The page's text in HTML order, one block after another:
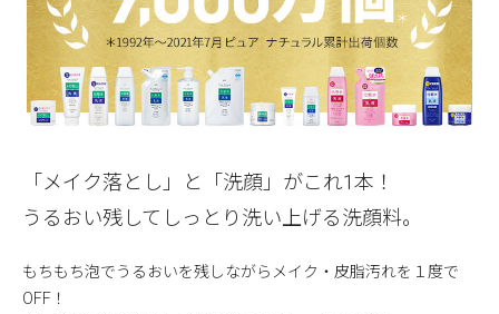
「メイク落とし」と「洗顔」がこれ1本！
うるおい残してしっとり洗い上げる洗顔料。
もちもち泡でうるおいを残しながらメイク・皮脂汚れを１度で
OFF！